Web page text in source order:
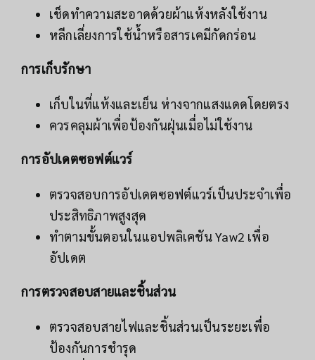
เช็ดทำความสะอาดด้วยผ้าแห้งหลังใช้งาน
หลีกเลี่ยงการใช้น้ำหรือสารเคมีกัดกร่อน
การเก็บรักษา
เก็บในที่แห้งและเย็น ห่างจากแสงแดดโดยตรง
ควรคลุมผ้าเพื่อป้องกันฝุ่นเมื่อไม่ใช้งาน
การอัปเดตซอฟต์แวร์
ตรวจสอบการอัปเดตซอฟต์แวร์เป็นประจำเพื่อ
ประสิทธิภาพสูงสุด
ทำตามขั้นตอนในแอปพลิเคชัน Yaw2 เพื่อ
อัปเดต
การตรวจสอบสายและชิ้นส่วน
ตรวจสอบสายไฟและชิ้นส่วนเป็นระยะเพื่อ
ป้องกันการชำรุด